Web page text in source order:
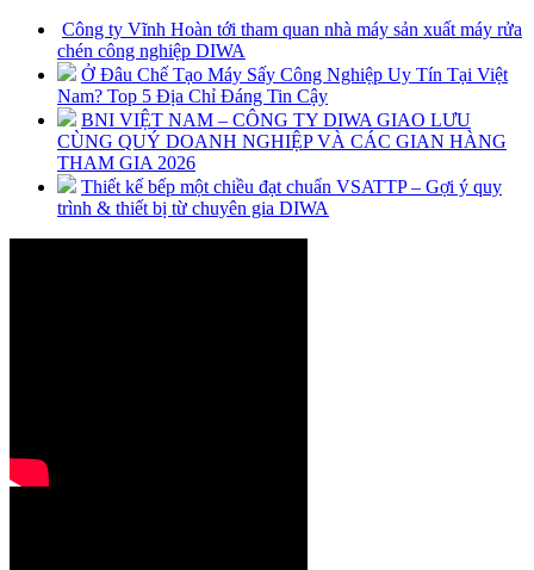
Công ty Vĩnh Hoàn tới tham quan nhà máy sản xuất máy rửa
chén công nghiệp DIWA
Ở Đâu Chế Tạo Máy Sấy Công Nghiệp Uy Tín Tại Việt
Nam? Top 5 Địa Chỉ Đáng Tin Cậy
BNI VIỆT NAM – CÔNG TY DIWA GIAO LƯU
CÙNG QUÝ DOANH NGHIỆP VÀ CÁC GIAN HÀNG
THAM GIA 2026
Thiết kế bếp một chiều đạt chuẩn VSATTP – Gợi ý quy
trình & thiết bị từ chuyên gia DIWA